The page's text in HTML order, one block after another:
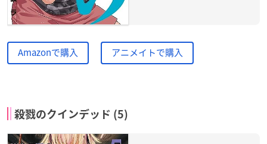
Amazonで購入 アニメイトで購入
殺戮のクインデッド (5)